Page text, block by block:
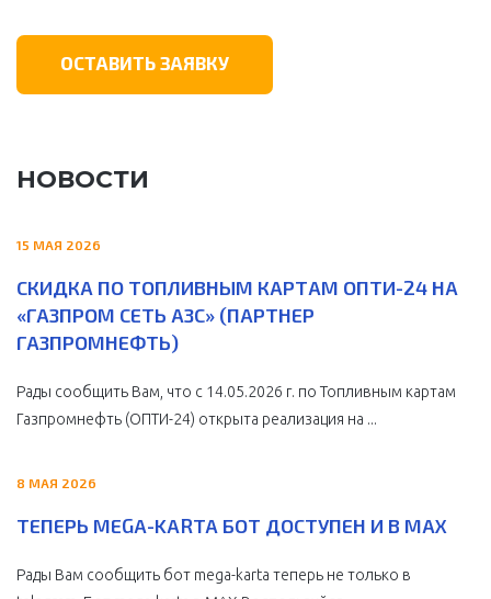
ОСТАВИТЬ ЗАЯВКУ
НОВОСТИ
15 МАЯ 2026
СКИДКА ПО ТОПЛИВНЫМ КАРТАМ ОПТИ-24 НА
«ГАЗПРОМ СЕТЬ АЗС» (ПАРТНЕР
ГАЗПРОМНЕФТЬ)
Рады сообщить Вам, что с 14.05.2026 г. по Топливным картам
Газпромнефть (ОПТИ-24) открыта реализация на ...
8 МАЯ 2026
ТЕПЕРЬ MEGA-KARTA БОТ ДОСТУПЕН И В MAX
Рады Вам сообщить бот mega-karta теперь не только в